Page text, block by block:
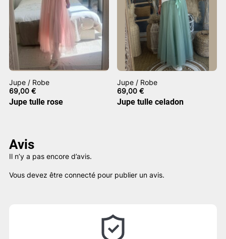
Jupe / Robe
69,00 €
Jupe tulle rose
Jupe / Robe
69,00€
Jupe tulle celadon
Avis
Il n’y a pas encore d’avis.
Vous devez être connecté pour publier un avis.